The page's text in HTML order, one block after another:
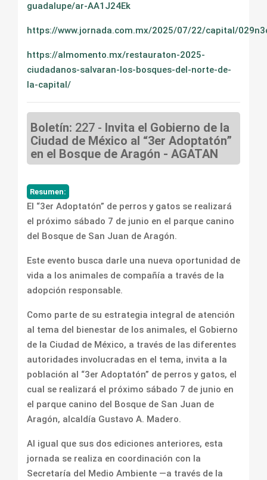
guadalupe/ar-AA1J24Ek
https://www.jornada.com.mx/2025/07/22/capital/
https://almomento.mx/restauraton-2025-
ciudadanos-salvaran-los-bosques-del-norte-de-
la-capital/
Boletín: 227 - Invita el Gobierno de la
Ciudad de México al “3er Adoptatón”
en el Bosque de Aragón - AGATAN
Resumen:
El “3er Adoptatón” de perros y gatos se realizará
el próximo sábado 7 de junio en el parque canino
del Bosque de San Juan de Aragón.
Este evento busca darle una nueva oportunidad de
vida a los animales de compañía a través de la
adopción responsable.
Como parte de su estrategia integral de atención
al tema del bienestar de los animales, el Gobierno
de la Ciudad de México, a través de las diferentes
autoridades involucradas en el tema, invita a la
población al “3er Adoptatón” de perros y gatos, el
cual se realizará el próximo sábado 7 de junio en
el parque canino del Bosque de San Juan de
Aragón, alcaldía Gustavo A. Madero.
Al igual que sus dos ediciones anteriores, esta
jornada se realiza en coordinación con la
Secretaría del Medio Ambiente —a través de la